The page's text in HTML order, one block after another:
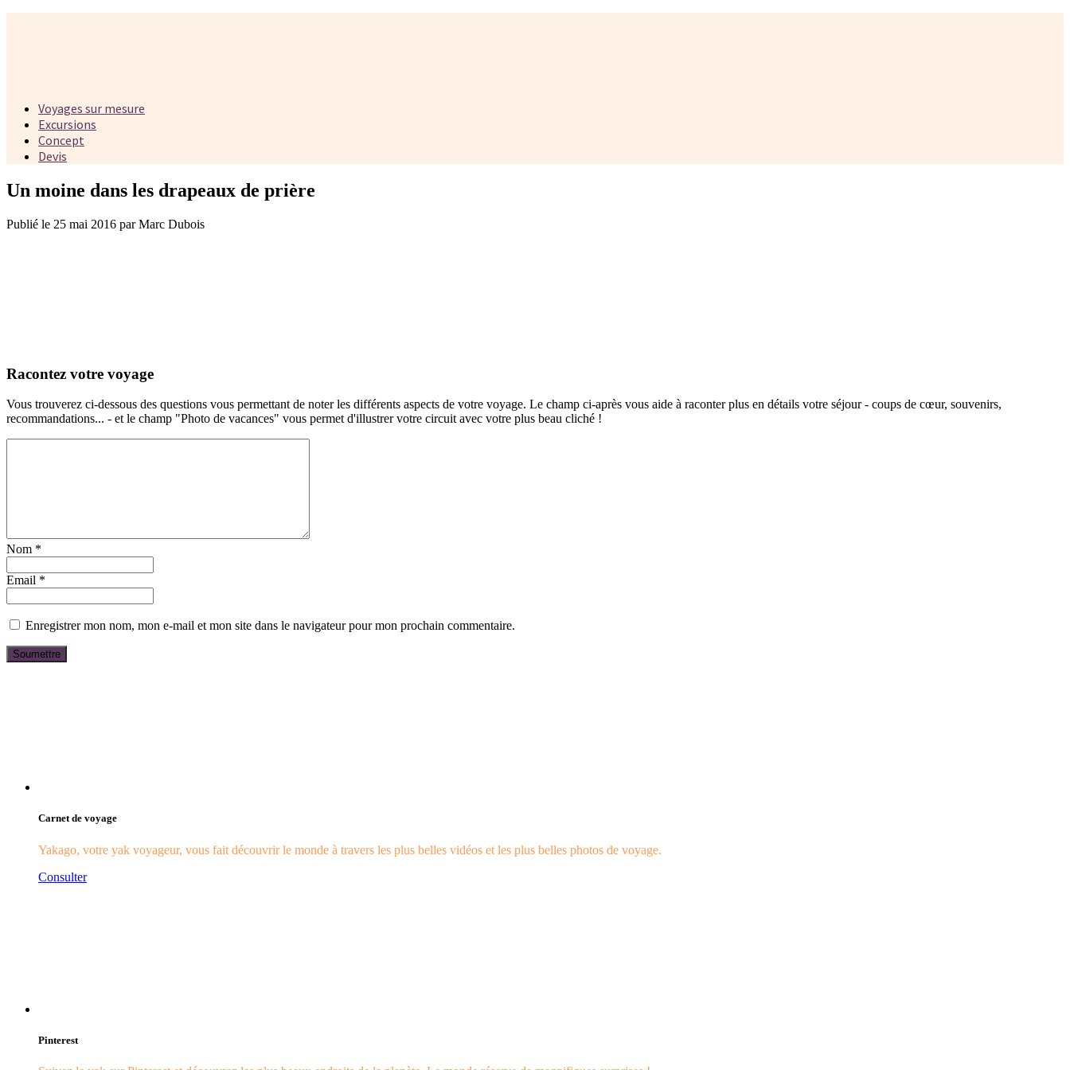
Voyages sur mesure
Excursions
Concept
Devis
Un moine dans les drapeaux de prière
Publié le 25 mai 2016 par Marc Dubois
Racontez votre voyage
Vous trouverez ci-dessous des questions vous permettant de noter les différents aspects de votre voyage. Le champ ci-après vous aide à raconter plus en détails votre séjour - coups de cœur, souvenirs,
recommandations... - et le champ "Photo de vacances" vous permet d'illustrer votre circuit avec votre plus beau cliché !
Nom *
Email *
Enregistrer mon nom, mon e-mail et mon site dans le navigateur pour mon prochain commentaire.
Carnet de voyage
Yakago, votre yak voyageur, vous fait découvrir le monde à travers les plus belles vidéos et les plus belles photos de voyage.
Consulter
Pinterest